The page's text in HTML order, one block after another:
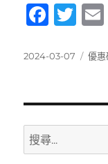
F
c
b
o
o
T
it
r
發
2024-03-07
分
優惠
搜
尋